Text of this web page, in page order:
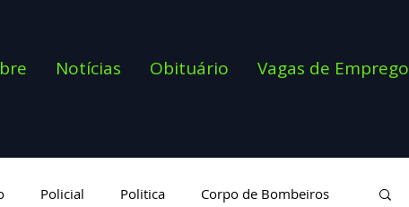
Notícias Obituário Vagas de Emprego
Policial Politica Corpo de Bombeiros